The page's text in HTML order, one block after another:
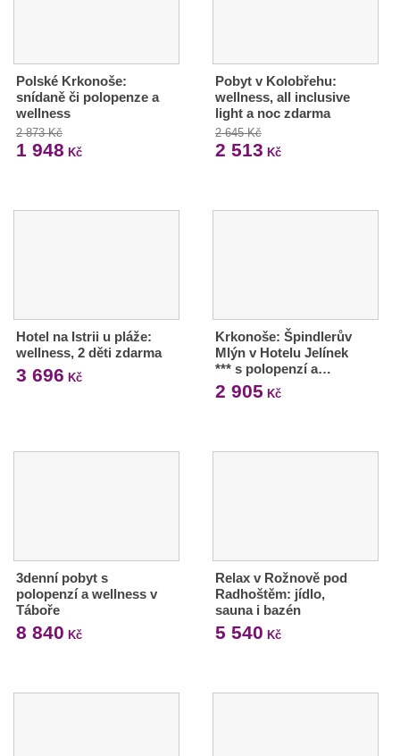
Polské Krkonoše:
snídaně či polopenze a
wellness
2 873 Kč
1 948 Kč
Pobyt v Kolobřehu:
wellness, all inclusive
light a noc zdarma
2 645 Kč
2 513 Kč
Hotel na Istrii u pláže:
wellness, 2 děti zdarma
3 696 Kč
Krkonoše: Špindlerův
Mlýn v Hotelu Jelínek
*** s polopenzí a…
2 905 Kč
3denní pobyt s
polopenzí a wellness v
Táboře
8 840 Kč
Relax v Rožnově pod
Radhoštěm: jídlo,
sauna i bazén
5 540 Kč